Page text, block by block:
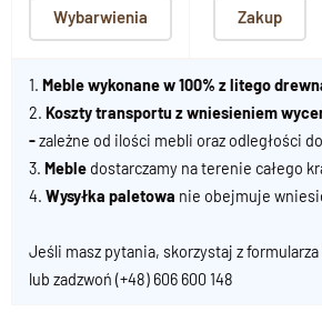
Wybarwienia Zakup
1. Meble wykonane w 100% z litego
2. Koszty transportu z wniesieniem
-zależne od ilości mebli oraz odległości
3. Meble dostarczamy na terenie całego
4. Wysyłka paletowa nie obejmuje
Jeśli masz pytania, skorzystaj z formularza
lub zadzwoń (+48) 606 600 148